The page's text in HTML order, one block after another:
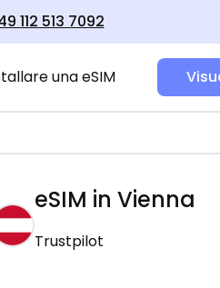
112 513 7092
una eSIM
eSIM in Vienna
Trustpilot